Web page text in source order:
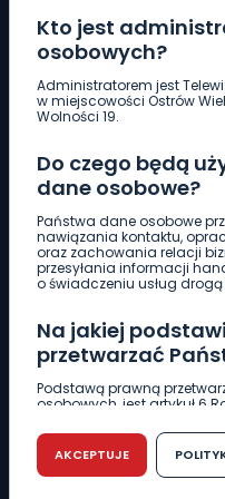
Kto jest
osobowych?
Administratorem jest
w miejscowości Ostrów
Wolności 19.
Do czego będą
dane osobowe?
Państwa dane osobowe
nawiązania kontaktu,
oraz zachowania relacji
przesyłania informacji
o świadczeniu usług
Na jakiej
przetwarzać
Podstawą prawną
osobowych, jest artykuł 6
r. w sprawie ochrony osób
przetwarzaniem danych
swobodnego przepływu
dyrektywy 95/46/WE
AKCEPTUJE
Pobierz logotyp
661 997 997
REDAKCJA
62 735 22 22
DZIAŁ REKLAMY
62 735 01 85
WIADOMOŚCI
CIEKAWOSTKI